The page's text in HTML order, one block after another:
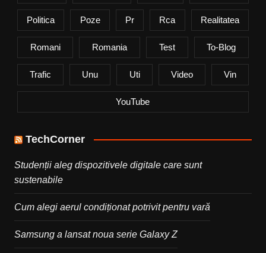
Politica Poze Pr Rca Realitatea
Romani Romania Test To-Blog
Trafic Unu Uti Video Vin
YouTube
TechCorner
Studenții aleg dispozitivele digitale care sunt
sustenabile
Cum alegi aerul condiționat potrivit pentru vară
Samsung a lansat noua serie Galaxy Z